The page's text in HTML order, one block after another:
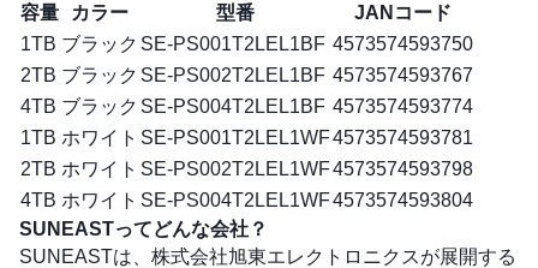
容量
カラー 型番
JANコード
1TB ブラック SE-PS001T2LEL1BF 4573574593750
2TB ブラック SE-PS002T2LEL1BF 4573574593767
4TB ブラック SE-PS004T2LEL1BF 4573574593774
1TB ホワイト SE-PS001T2LEL1WF4573574593781
2TB ホワイト SE-PS002T2LEL1WF4573574593798
4TB ホワイト SE-PS004T2LEL1WF4573574593804
SUNEASTってどんな会社？
SUNEASTは、株式会社旭東エレクトロニクスが展開する